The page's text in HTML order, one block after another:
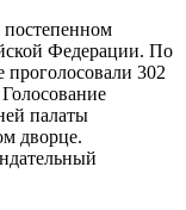
Федерации. По
302
палаты
дворце.